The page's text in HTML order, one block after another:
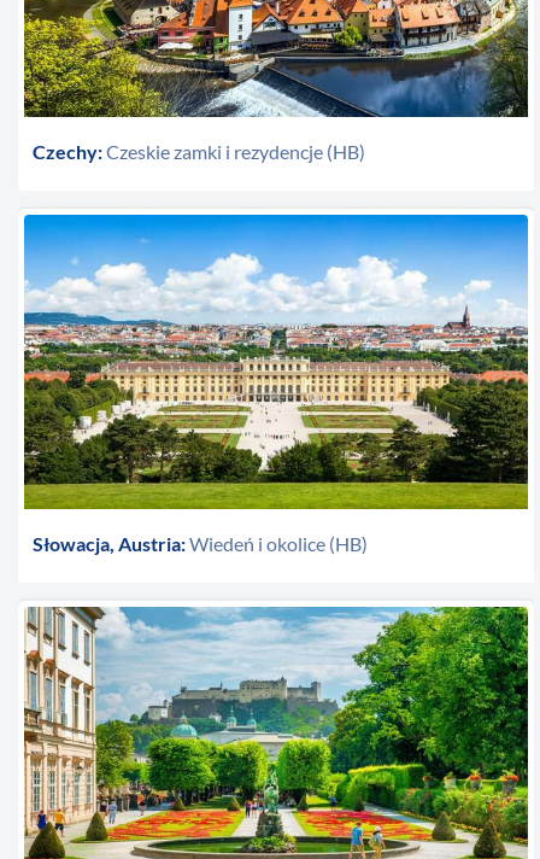
Czechy:Czeskie zamki i rezydencje (HB)
Słowacja, Austria:Wiedeń i okolice (HB)